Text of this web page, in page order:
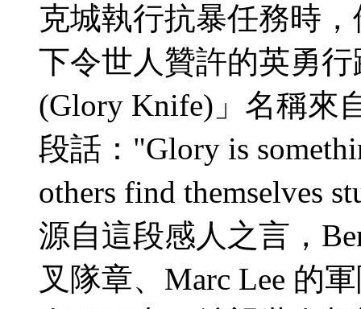
克城執行抗暴任務時
下令世人贊許的英勇
(Glory Knife)」名稱來
段話："Glory is
others find themselves
源自這段感人之言，
叉隊章、Marc Lee 的